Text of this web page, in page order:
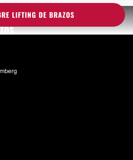
LIFTING DE BRAZOS